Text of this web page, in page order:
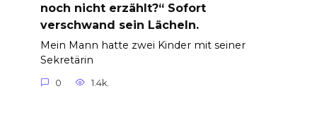
noch nicht erzählt?“ Sofort
verschwand sein Lächeln.
Mein Mann hatte zwei Kinder mit seiner
Sekretärin
0 1.4k.